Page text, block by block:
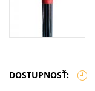
DOSTUPNOSŤ: